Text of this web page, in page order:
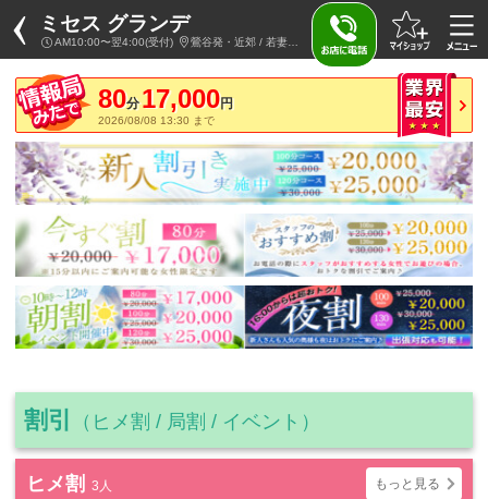
ミセス グランデ
AM10:00〜翌4:00(受付) 鶯谷発・近郊 / 若妻・人妻デリヘル
80分 17,000円
2026/08/08 13:30 まで
割引 （ヒメ割 / 局割 / イベント）
ヒメ割 3人 もっと見る